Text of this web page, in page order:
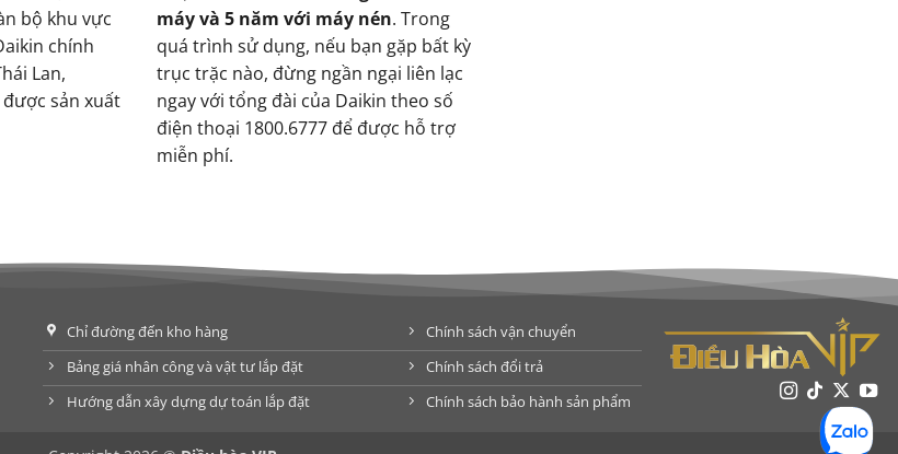
bộ khu vực
chính
Lan,
được sản xuất
máy và 5 năm với máy nén. Trong
quá trình sử dụng, nếu bạn gặp bất kỳ
trục trặc nào, đừng ngần ngại liên lạc
ngay với tổng đài của Daikin theo số
điện thoại 1800.6777 để được hỗ trợ
miễn phí.
Chỉ đường đến kho hàng
Bảng giá nhân công và vật tư lắp đặt
Hướng dẫn xây dựng dự toán lắp đặt
Chính sách vận chuyển
Chính sách đổi trả
Chính sách bảo hành sản phẩm